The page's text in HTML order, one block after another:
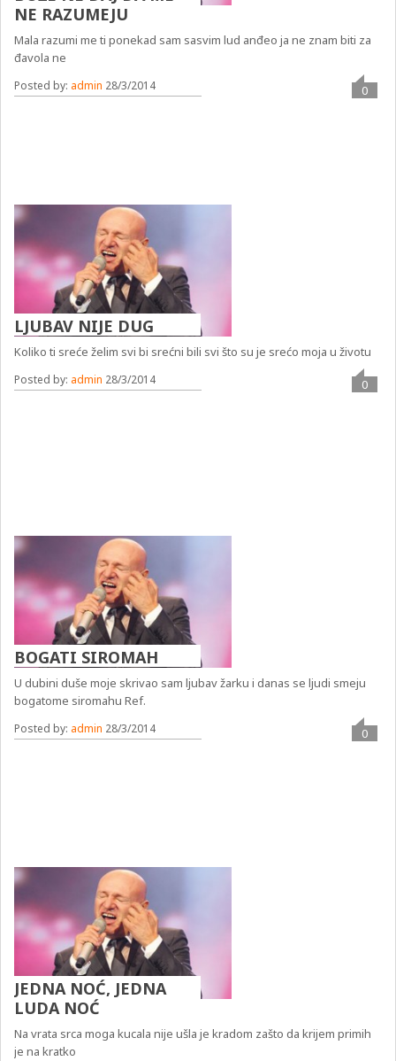
NE RAZUMEJU
Mala razumi me ti ponekad sam sasvim lud anđeo ja ne znam biti za
đavola ne
Posted by: admin 28/3/2014 0
LJUBAV NIJE DUG
Koliko ti sreće želim svi bi srećni bili svi što su je srećo moja u životu
Posted by: admin 28/3/2014 0
BOGATI SIROMAH
U dubini duše moje skrivao sam ljubav žarku i danas se ljudi smeju
bogatome siromahu Ref.
Posted by: admin 28/3/2014 0
JEDNA NOĆ, JEDNA
LUDA NOĆ
Na vrata srca moga kucala nije ušla je kradom zašto da krijem primih
je na kratko